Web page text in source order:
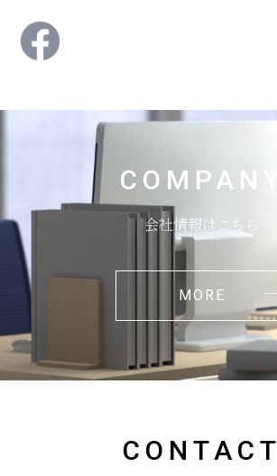
COMPANY
会社情報はこちら
MORE
CONTACT